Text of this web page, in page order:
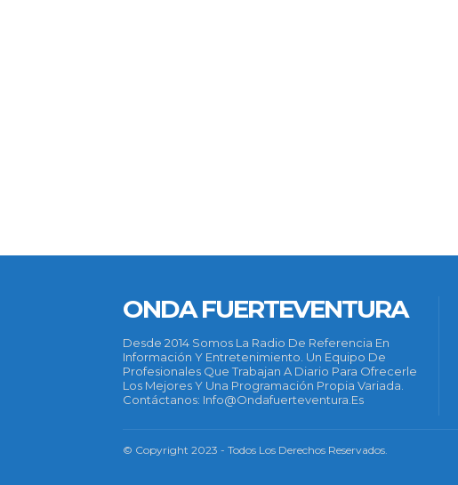
ONDA FUERTEVENTURA
Desde 2014 Somos La Radio De Referencia En
Información Y Entretenimiento. Un Equipo De
Profesionales Que Trabajan A Diario Para Ofrecerle
Los Mejores Y Una Programación Propia Variada.
Contáctanos: Info@ondafuerteventura.es
© Copyright 2023 - Todos Los Derechos Reservados.